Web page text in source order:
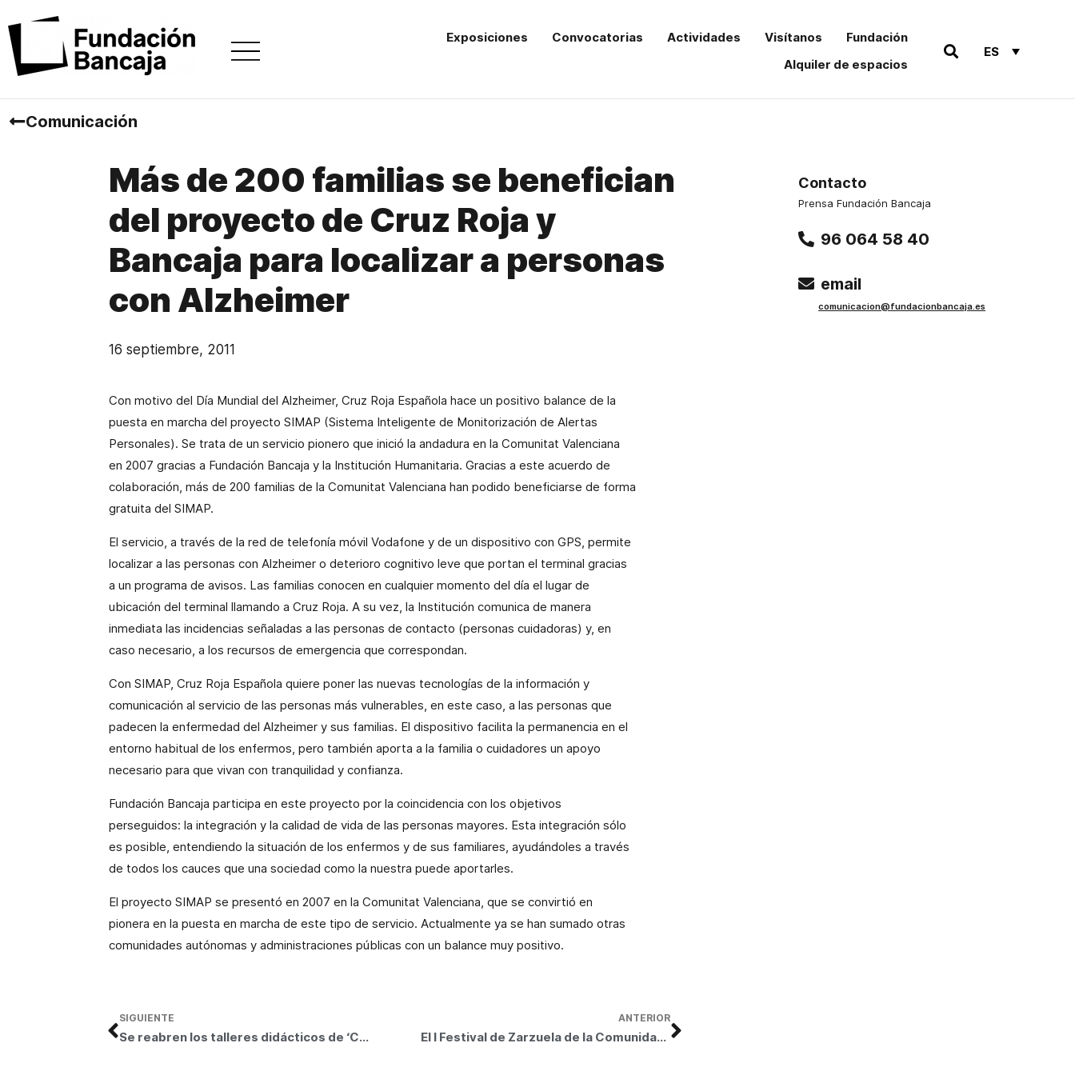
Exposiciones Convocatorias Actividades Visítanos
Fundación
Alquiler de espacios
ES
Comunicación
Más de 200 familias se benefician
del proyecto de Cruz Roja y
Bancaja para localizar a personas
con Alzheimer
16 septiembre, 2011
Con motivo del Día Mundial del Alzheimer, Cruz Roja Española hace un positivo balance de la
puesta en marcha del proyecto SIMAP (Sistema Inteligente de Monitorización de Alertas
Personales). Se trata de un servicio pionero que inició la andadura en la Comunitat Valenciana
en 2007 gracias a Fundación Bancaja y la Institución Humanitaria. Gracias a este acuerdo de
colaboración, más de 200 familias de la Comunitat Valenciana han podido beneficiarse de forma
gratuita del SIMAP.
El servicio, a través de la red de telefonía móvil Vodafone y de un dispositivo con GPS, permite
localizar a las personas con Alzheimer o deterioro cognitivo leve que portan el terminal gracias
a un programa de avisos. Las familias conocen en cualquier momento del día el lugar de
ubicación del terminal llamando a Cruz Roja. A su vez, la Institución comunica de manera
inmediata las incidencias señaladas a las personas de contacto (personas cuidadoras) y, en
caso necesario, a los recursos de emergencia que correspondan.
Con SIMAP, Cruz Roja Española quiere poner las nuevas tecnologías de la información y
comunicación al servicio de las personas más vulnerables, en este caso, a las personas que
padecen la enfermedad del Alzheimer y sus familias. El dispositivo facilita la permanencia en el
entorno habitual de los enfermos, pero también aporta a la familia o cuidadores un apoyo
necesario para que vivan con tranquilidad y confianza.
Fundación Bancaja participa en este proyecto por la coincidencia con los objetivos
perseguidos: la integración y la calidad de vida de las personas mayores. Esta integración sólo
es posible, entendiendo la situación de los enfermos y de sus familiares, ayudándoles a través
de todos los cauces que una sociedad como la nuestra puede aportarles.
El proyecto SIMAP se presentó en 2007 en la Comunitat Valenciana, que se convirtió en
pionera en la puesta en marcha de este tipo de servicio. Actualmente ya se han sumado otras
comunidades autónomas y administraciones públicas con un balance muy positivo.
ANTERIOR
El I Festival de Zarzuela de la Comunidad Valenciana elige el Teatro Principal de Valencia para presentar una espectacular “Marina” de Arrieta en la que se da vida a los cuadros de Sorolla
SIGUIENTE
Se reabren los talleres didácticos de ‘Camins d’Art’ por los que han pasado más de 4.000 personas
Contacto
Prensa Fundación Bancaja
96 064 58 40
email
comunicacion@fundacionbancaja.es